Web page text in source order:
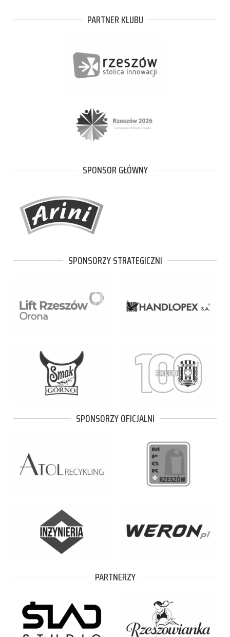
PARTNER KLUBU
SPONSOR GŁÓWNY
SPONSORZY STRATEGICZNI
SPONSORZY OFICJALNI
PARTNERZY